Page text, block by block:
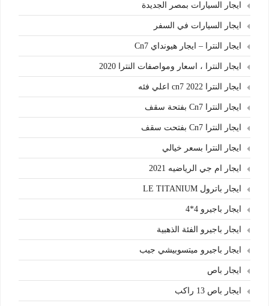
ايجار السيارات بمصر الجديدة
ايجار السيارات في السفر
ايجار النترا – ايجار هيونداي Cn7
ايجار النترا ، اسعار ومواصفات النترا 2020
ايجار النترا cn7 2022 اعلي فئه
ايجار النترا Cn7 بفتحة سقف
ايجار النترا Cn7 بفتحت سقف
ايجار النترا بسعر خيالي
ايجار ام جي الرياضيه 2021
ايجار باترول LE TITANIUM
ايجار باجيرو 4*4
ايجار باجيرو الفئة الذهبية
ايجار باجيرو ميتسوبيشي جيب
ايجار باص
ايجار باص 13 راكب